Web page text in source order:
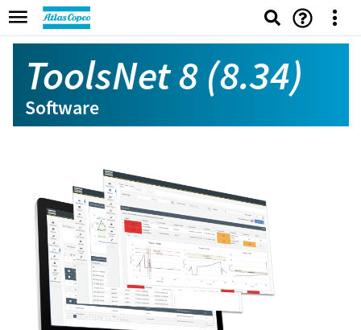
ToolsNet 8 (8.34)
Software